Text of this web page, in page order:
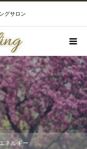
グサロン
ネルギー